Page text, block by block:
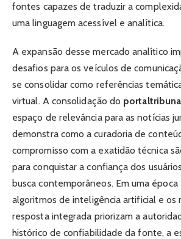
fontes capazes de traduzir a
uma linguagem acessível e analítica.
A expansão desse mercado analítico
desafios para os veículos de
se consolidar como referências
virtual. A consolidação do
espaço de relevância para as notícias
demonstra como a curadoria de
compromisso com a exatidão técnica
para conquistar a confiança dos
busca contemporâneos. Em uma época
algoritmos de inteligência artificial e os
resposta integrada priorizam a
histórico de confiabilidade da fonte, a